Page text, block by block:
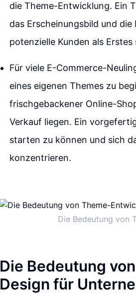
die Theme-Entwicklung. Ein
das Erscheinungsbild und
potenzielle Kunden als
Für viele E-Commerce-
eines eigenen Themes zu
frischgebackener Online-
Verkauf liegen. Ein
starten zu können und sich
konzentrieren.
Die Bedeutung von
Die Bedeutung
Design für